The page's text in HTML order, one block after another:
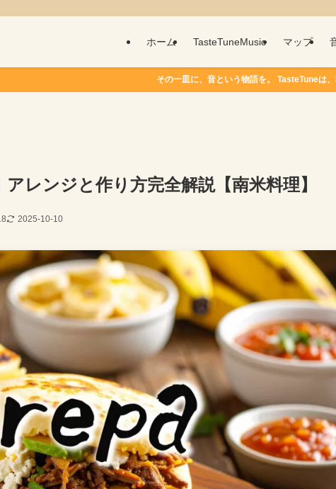
ホーム TasteTuneMusic マップ
その一皿に、音という物語を。 TasteTuneは、料理から音楽を生み出します
レンジと作り方完全解説【南米料理】
2025-10-10